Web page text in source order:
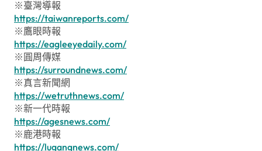
※臺灣導報
https://taiwanreports.com/
※鷹眼時報
https://eagleeyedaily.com/
※圓周傳媒
https://surroundnews.com/
※真言新聞網
https://wetruthnews.com/
※新一代時報
https://agesnews.com/
※鹿港時報
https://lugangnews.com/